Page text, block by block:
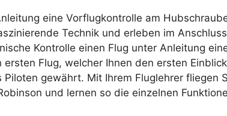
eine Vorflugkontrolle am
Technik und erleben im
Kontrolle einen Flug unter Anleitung
ersten Flug, welcher Ihnen den ersten
Piloten gewährt. Mit Ihrem Fluglehrer fliegen
und lernen so die einzelnen